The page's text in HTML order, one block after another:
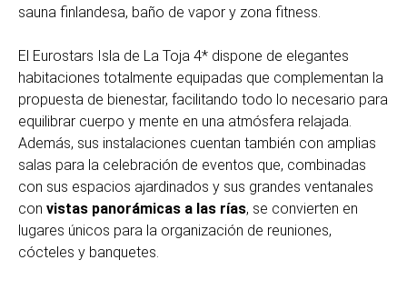
sauna finlandesa, baño de vapor y zona fitness.
El Eurostars Isla de La Toja 4* dispone de elegantes
habitaciones totalmente equipadas que complementan la
propuesta de bienestar, facilitando todo lo necesario para
equilibrar cuerpo y mente en una atmósfera relajada.
Además, sus instalaciones cuentan también con amplias
salas para la celebración de eventos que, combinadas
con sus espacios ajardinados y sus grandes ventanales
con vistas panorámicas a las rías, se convierten en
lugares únicos para la organización de reuniones,
cócteles y banquetes.